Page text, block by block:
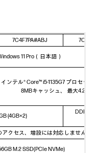
7C4F7PA#ABJ
11 Pro（日本語）
インテル® Core™ i5-1135G7 プロセッ
8MBキャッシュ、 最大4.20
(4GB×2)
DDR4-
アクセス、増設には対応しません
M.2 SSD(PCIe NVMe)